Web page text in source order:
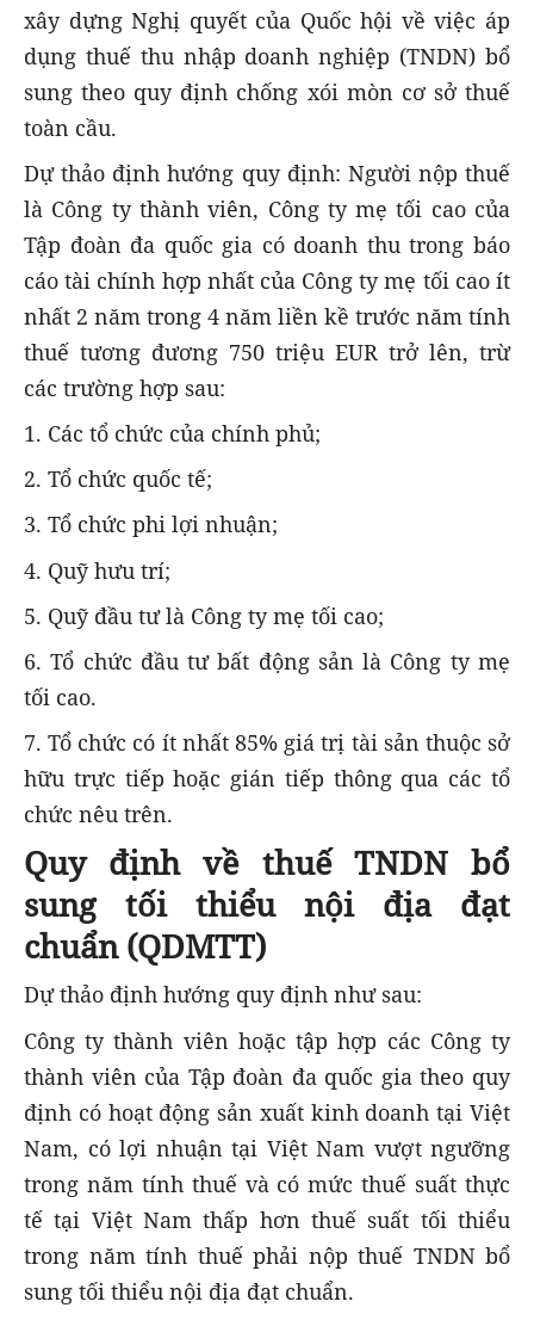
xây dựng Nghị quyết của Quốc hội về việc áp
dụng thuế thu nhập doanh nghiệp (TNDN) bổ
sung theo quy định chống xói mòn cơ sở thuế
toàn cầu.
Dự thảo định hướng quy định: Người nộp thuế
là Công ty thành viên, Công ty mẹ tối cao của
Tập đoàn đa quốc gia có doanh thu trong báo
cáo tài chính hợp nhất của Công ty mẹ tối cao ít
nhất 2 năm trong 4 năm liền kề trước năm tính
thuế tương đương 750 triệu EUR trở lên, trừ
các trường hợp sau:
1. Các tổ chức của chính phủ;
2. Tổ chức quốc tế;
3. Tổ chức phi lợi nhuận;
4. Quỹ hưu trí;
5. Quỹ đầu tư là Công ty mẹ tối cao;
6. Tổ chức đầu tư bất động sản là Công ty mẹ
tối cao.
7. Tổ chức có ít nhất 85% giá trị tài sản thuộc sở
hữu trực tiếp hoặc gián tiếp thông qua các tổ
chức nêu trên.
Quy định về thuế TNDN bổ
sung tối thiểu nội địa đạt
chuẩn (QDMTT)
Dự thảo định hướng quy định như sau:
Công ty thành viên hoặc tập hợp các Công ty
thành viên của Tập đoàn đa quốc gia theo quy
định có hoạt động sản xuất kinh doanh tại Việt
Nam, có lợi nhuận tại Việt Nam vượt ngưỡng
trong năm tính thuế và có mức thuế suất thực
tế tại Việt Nam thấp hơn thuế suất tối thiểu
trong năm tính thuế phải nộp thuế TNDN bổ
sung tối thiểu nội địa đạt chuẩn.